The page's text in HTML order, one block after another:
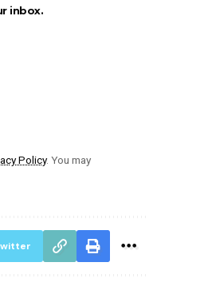
inbox.
Policy. You may